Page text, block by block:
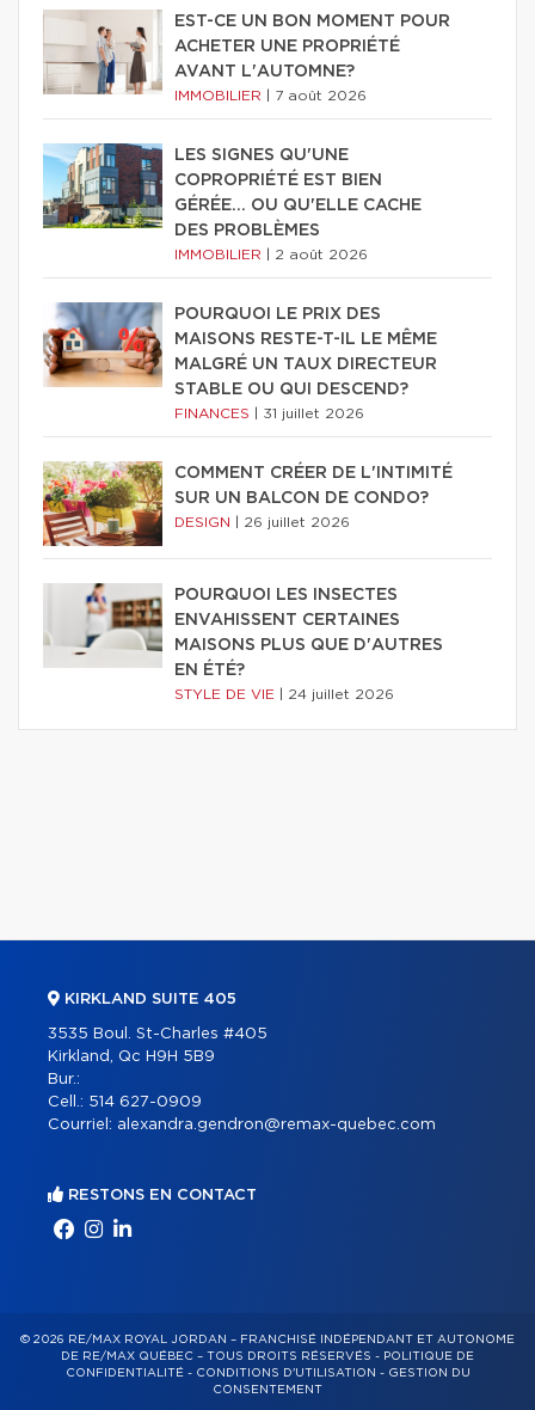
EST-CE UN BON MOMENT POUR
ACHETER UNE PROPRIÉTÉ
AVANT L'AUTOMNE?
IMMOBILIER 7 août 2026
LES SIGNES QU'UNE
COPROPRIÉTÉ EST BIEN
GÉRÉE… OU QU'ELLE CACHE
DES PROBLÈMES
IMMOBILIER 2 août 2026
POURQUOI LE PRIX DES
MAISONS RESTE-T-IL LE MÊME
MALGRÉ UN TAUX DIRECTEUR
STABLE OU QUI DESCEND?
FINANCES 31 juillet 2026
COMMENT CRÉER DE L'INTIMITÉ
SUR UN BALCON DE CONDO?
DESIGN 26 juillet 2026
POURQUOI LES INSECTES
ENVAHISSENT CERTAINES
MAISONS PLUS QUE D'AUTRES
EN ÉTÉ?
STYLE DE VIE 24 juillet 2026
KIRKLAND SUITE 405
3535 Boul. St-Charles #405
Kirkland, Qc H9H 5B9
Bur.:
Cell.: 514 627-0909
Courriel: alexandra.gendron@remax-quebec.com
RESTONS EN CONTACT
© 2026 RE/MAX ROYAL JORDAN – FRANCHISÉ INDÉPENDANT ET AUTONOME
DE RE/MAX QUÉBEC – TOUS DROITS RÉSERVÉS - POLITIQUE DE
CONFIDENTIALITÉ- CONDITIONS D'UTILISATION - GESTION DU
CONSENTEMENT